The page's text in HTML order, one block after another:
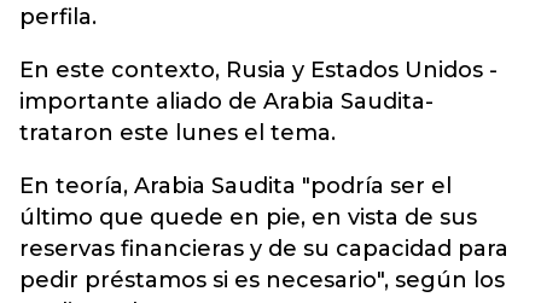
perfila.
En este contexto, Rusia y Estados Unidos -
importante aliado de Arabia Saudita-
trataron este lunes el tema.
En teoría, Arabia Saudita "podría ser el
último que quede en pie, en vista de sus
reservas financieras y de su capacidad para
pedir préstamos si es necesario", según los